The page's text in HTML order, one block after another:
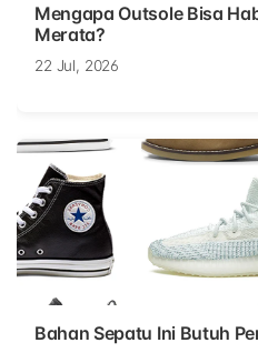
Mengapa Outsole Bisa
Merata?
22 Jul, 2026
Bahan Sepatu Ini Butuh